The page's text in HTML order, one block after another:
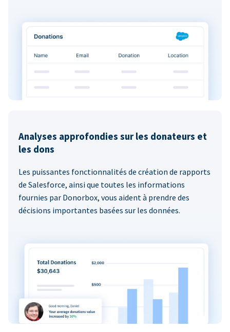
Analyses approfondies sur les donateurs et
les dons
Les puissantes fonctionnalités de création de rapports
de Salesforce, ainsi que toutes les informations
fournies par Donorbox, vous aident à prendre des
décisions importantes basées sur les données.